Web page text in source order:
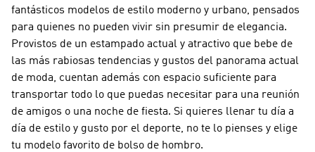
fantásticos modelos de estilo moderno y urbano, pensados
para quienes no pueden vivir sin presumir de elegancia.
Provistos de un estampado actual y atractivo que bebe de
las más rabiosas tendencias y gustos del panorama actual
de moda, cuentan además con espacio suficiente para
transportar todo lo que puedas necesitar para una reunión
de amigos o una noche de fiesta. Si quieres llenar tu día a
día de estilo y gusto por el deporte, no te lo pienses y elige
tu modelo favorito de bolso de hombro.